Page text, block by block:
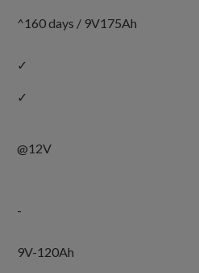
^160 days / 9V175Ah
✓
✓
@12V
-
9V-120Ah